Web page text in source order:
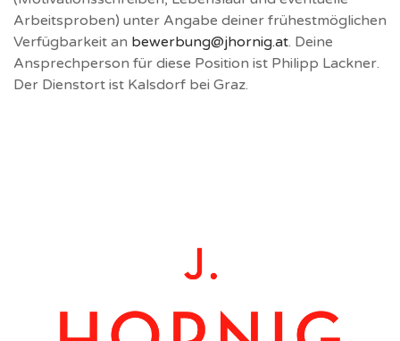
Arbeitsproben) unter Angabe deiner frühestmöglichen
Verfügbarkeit an bewerbung@jhornig.at. Deine
Ansprechperson für diese Position ist Philipp Lackner.
Der Dienstort ist Kalsdorf bei Graz.